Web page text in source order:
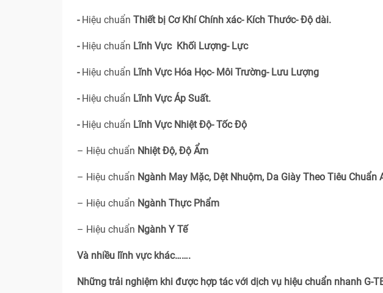
- Hiệu chuẩn Thiết bị Cơ Khí Chính xác- Kích Thước- Độ dài.
- Hiệu chuẩn Lĩnh Vực Khối Lượng- Lực
- Hiệu chuẩn Lĩnh Vực Hóa Học- Môi Trường- Lưu Lượng
- Hiệu chuẩn Lĩnh Vực Áp Suất.
-Hiệu chuẩn Lĩnh Vực Nhiệt Độ- Tốc Độ
– Hiệu chuẩn Nhiệt Độ, Độ Ẩm
– Hiệu chuẩn Ngành May Mặc, Dệt Nhuộm, Da Giày Theo Tiêu Chuẩn
– Hiệu chuẩn Ngành Thực Phẩm
– Hiệu chuẩn Ngành Y Tế
Và nhiều lĩnh vực khác…….
Những trải nghiệm khi được hợp tác với dịch vụ hiệu chuẩn nhanh G-